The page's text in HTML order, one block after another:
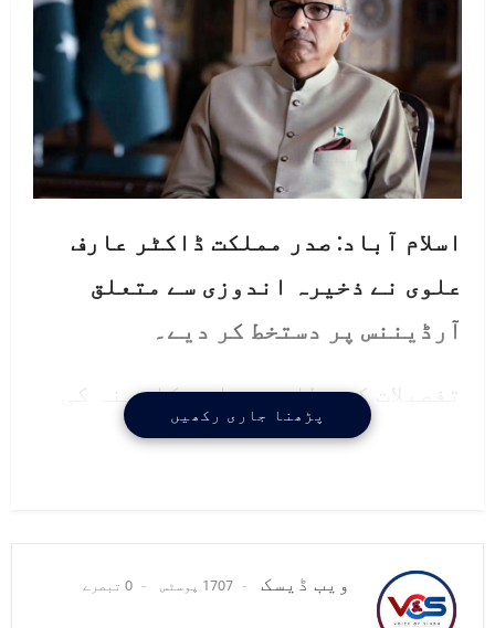
اسلام آباد: صدر مملکت ڈاکٹر عارف
علوی نے ذخیرہ اندوزی سے متعلق
آرڈیننس پر دستخط کر دیے۔
تفصیلات کے مطابق وفاقی کابینہ کی
جانب سے ذخیرہ اندوزوں کے خلاف
ذخیرہ اندوزی سے متعلق آرڈیننس پر
دستخط کر دیے۔صدر مملکت کی جانب سے
پڑھنا جاری رکھیں
ویب ڈیسک 1707 پوسٹس 0 تبصرے